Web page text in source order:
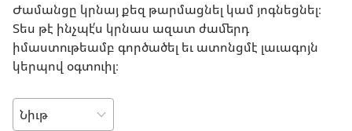
Ժամանցը կրնայ քեզ թարմացնել կամ յոգնեցնել։
Տես թէ ինչպէ՛ս կրնաս ազատ ժամերդ
իմաստութեամբ գործածել եւ ատոնցմէ լաւագոյն
կերպով օգտուիլ։